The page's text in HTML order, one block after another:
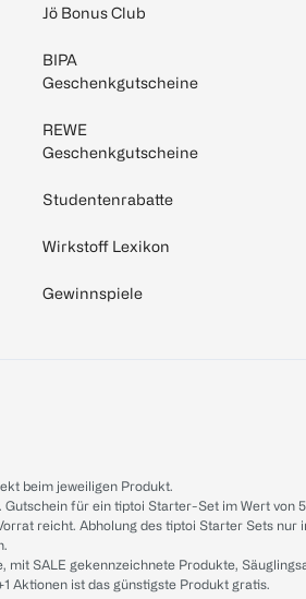
Jö Bonus Club
BIPA
Geschenkgutscheine
REWE
Geschenkgutscheine
Studentenrabatte
Wirkstoff Lexikon
Gewinnspiele
beim jeweiligen Produkt.
für ein tiptoi Starter-Set im Wert
reicht. Abholung des tiptoi Starter Sets
mit SALE gekennzeichnete Produkte,
Aktionen ist das günstigste Produkt gratis.